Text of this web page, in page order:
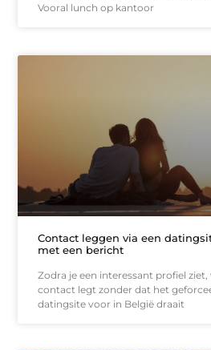
Vooral lunch op kantoor
Contact leggen via een
met een bericht
Zodra je een interessant profiel
contact legt zonder dat het
datingsite voor in België draait